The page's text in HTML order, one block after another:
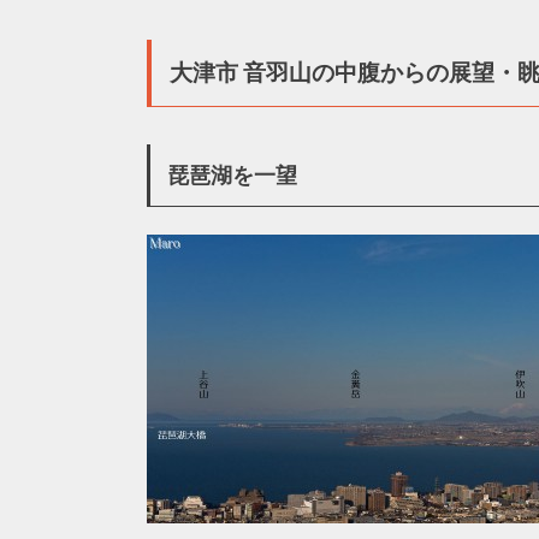
大津市 音羽山の中腹からの展望・
琵琶湖を一望